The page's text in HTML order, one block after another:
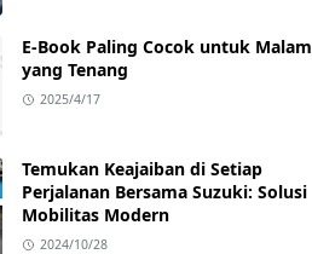
E-Book Paling Cocok untuk Malam
yang Tenang
2025/4/17
Temukan Keajaiban di Setiap
Perjalanan Bersama Suzuki: Solusi
Mobilitas Modern
2024/10/28